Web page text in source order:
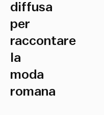
diffusa
per
raccontare
la
moda
romana